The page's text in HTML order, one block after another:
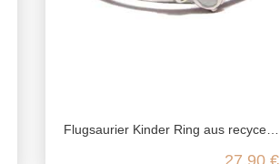
Flugsaurier Kinder Ring aus recyceltem 925 Sterling Silber
27,90 €